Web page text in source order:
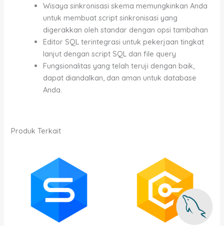
Wisaya sinkronisasi skema memungkinkan Anda
untuk membuat script sinkronisasi yang
digerakkan oleh standar dengan opsi tambahan
Editor SQL terintegrasi untuk pekerjaan tingkat
lanjut dengan script SQL dan file query
Fungsionalitas yang telah teruji dengan baik,
dapat diandalkan, dan aman untuk database
Anda.
Produk Terkait
Rp400,000.00
hingga
Rp21,700,000.00
ini
memiliki
beberapa
varian.
Pilihan
ini
Rp1,600,000.00
hingga
ini
memiliki
beberapa
varian.
Pilihan
ini